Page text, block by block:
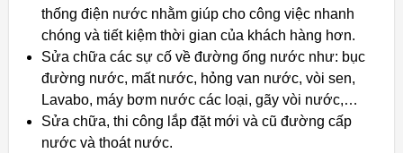
thống điện nước nhằm giúp cho công việc nhanh
chóng và tiết kiệm thời gian của khách hàng hơn.
Sửa chữa các sự cố về đường ống nước như: bục
đường nước, mất nước, hỏng van nước, vòi sen,
Lavabo, máy bơm nước các loại, gãy vòi nước,…
Sửa chữa, thi công lắp đặt mới và cũ đường cấp
nước và thoát nước.